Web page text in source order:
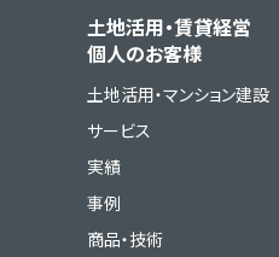
土地活用・賃貸経営
個人のお客様
土地活用・マンション建設
サービス
実績
事例
商品・技術